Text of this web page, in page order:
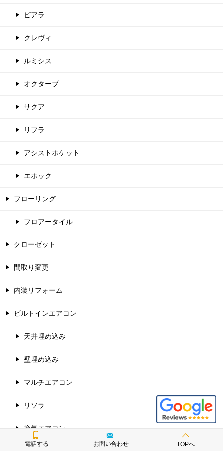
ピアラ
クレヴィ
ルミシス
オクターブ
サクア
リフラ
アシストポケット
エポック
フローリング
フロアータイル
クローゼット
間取り変更
内装リフォーム
ビルトインエアコン
天井埋め込み
壁埋め込み
マルチエアコン
リソラ
換気エアコン
電話する お問い合わせ TOPへ